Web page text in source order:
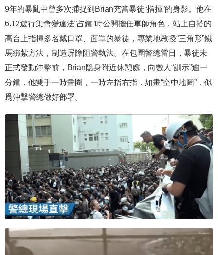
9年的暴亂中曾多次捕捉到Brian充當暴徒“指揮”的身影。他在
6.12遊行集會變違法“占鍾”時公開擔任軍師角色，站上自搭的
高台上指揮多名戴口罩、面罩的暴徒，專業地教授“三角形”鐵
馬綁紮方法，制造屏障阻警執法。在包圍警總當日，暴徒未
正式發動沖擊前，Brian隐身附近休憩處，向數人“訓示”逾一
分鍾，他雙手一時畫圈，一時左指右指，如畫“空中地圖”，似
爲沖擊警總做好部署。